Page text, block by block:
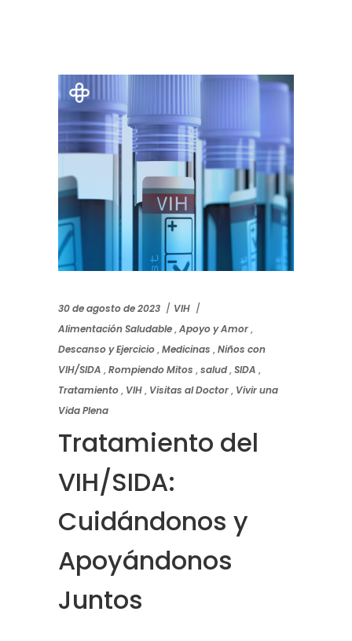
30 de agosto de 2023
VIH
Alimentación Saludable,Apoyo y Amor,
Descanso y Ejercicio,Medicinas ,Niños con
VIH/SIDA ,Rompiendo Mitos ,salud,SIDA ,
Tratamiento, VIH, Visitas al Doctor, Vivir una
Vida Plena
Tratamiento del
VIH/SIDA:
Cuidándonos y
Apoyándonos
Juntos